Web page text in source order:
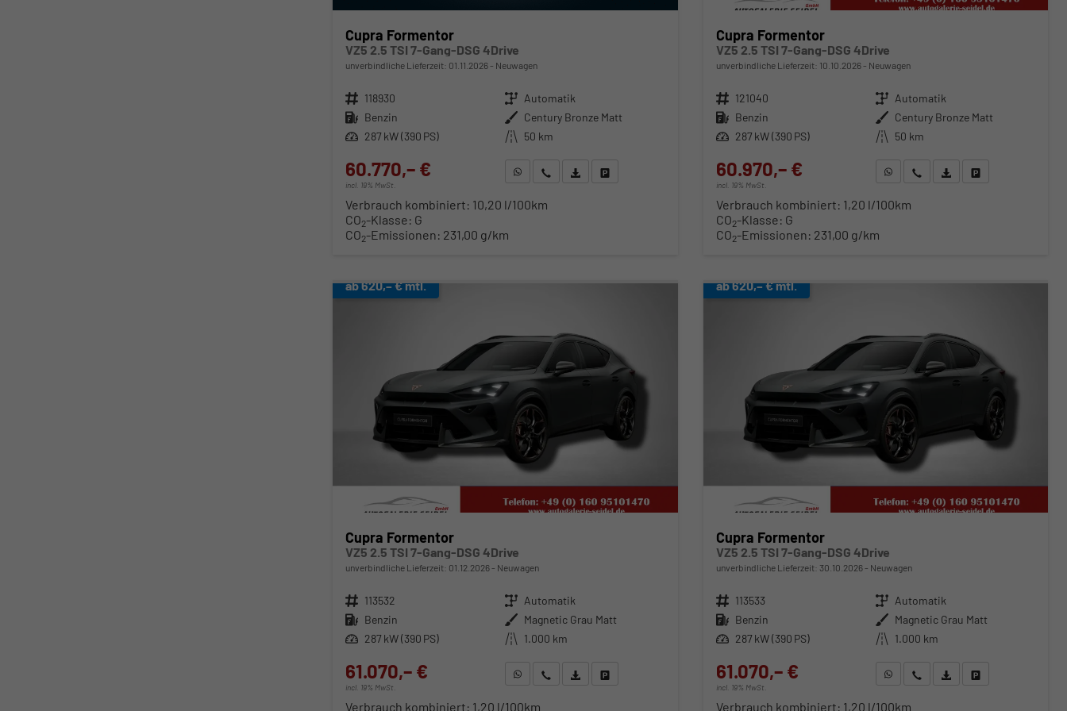
Cupra Formentor
VZ5 2.5 TSI 7-Gang-DSG 4Drive
unverbindliche Lieferzeit: 01.11.2026 Neuwagen
Fahrzeugnr. 118930 Getriebe Automatik
Kraftstoff Benzin Außenfarbe Century Bronze Matt
Leistung 287 kW (390 PS) Kilometerstand 50 km
60.770,– €
incl. 19% MwSt.
WhatsApp anfragen
Wir rufen Sie anFahrzeugexposé (PDF)
Verbrauch kombiniert: 10,20 l/100km
CO2-Klasse: G
CO2-Emissionen: 231,00 g/km
Cupra Formentor
VZ5 2.5 TSI 7-Gang-DSG 4Drive
unverbindliche Lieferzeit: 10.10.2026 Neuwagen
Fahrzeugnr. 121040 Getriebe Automatik
Kraftstoff Benzin Außenfarbe Century Bronze Matt
Leistung 287 kW (390 PS) Kilometerstand 50 km
60.970,– €
incl. 19% MwSt.
WhatsApp anfragen
Wir rufen Sie anFahrzeugexposé (PDF)
Fahrzeug parken
Verbrauch kombiniert: 1,20 l/100km
CO2-Klasse: G
CO2-Emissionen: 231,00 g/km
ab 620,– € mtl.
Cupra Formentor
VZ5 2.5 TSI 7-Gang-DSG 4Drive
unverbindliche Lieferzeit: 01.12.2026 Neuwagen
Fahrzeugnr. 113532 Getriebe Automatik
Kraftstoff Benzin Außenfarbe Magnetic Grau Matt
Leistung 287 kW (390 PS) Kilometerstand 1.000 km
61.070,– €
incl. 19% MwSt.
WhatsApp anfragen
Wir rufen Sie anFahrzeugexposé (PDF)
Verbrauch kombiniert: 1,20 l/100km
ab 620,– € mtl.
Cupra Formentor
VZ5 2.5 TSI 7-Gang-DSG 4Drive
unverbindliche Lieferzeit: 30.10.2026 Neuwagen
Fahrzeugnr. 113533 Getriebe Automatik
Kraftstoff Benzin Außenfarbe Magnetic Grau Matt
Leistung 287 kW (390 PS) Kilometerstand 1.000 km
61.070,– €
incl. 19% MwSt.
WhatsApp anfragen
Wir rufen Sie anFahrzeugexposé (PDF)
Fahrzeug parken
Verbrauch kombiniert: 1,20 l/100km